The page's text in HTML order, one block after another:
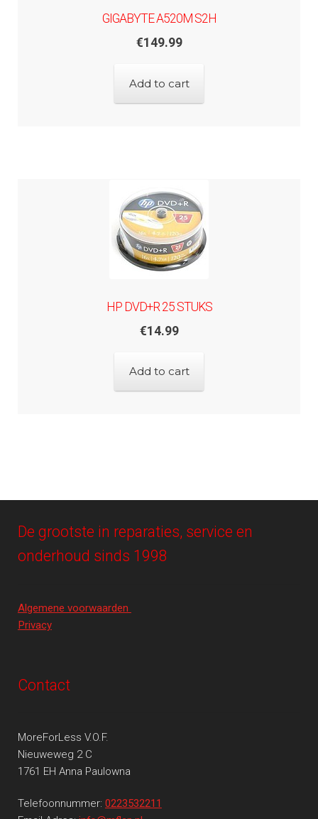
GIGABYTE A520M S2H
€149.99
Add to cart
HP DVD+R 25 STUKS
€14.99
Add to cart
De grootste in reparaties, service en
onderhoud sinds 1998
Algemene voorwaarden
Privacy
Contact
MoreForLess V.O.F.
Nieuweweg 2 C
1761 EH Anna Paulowna
Telefoonnummer: 0223532211